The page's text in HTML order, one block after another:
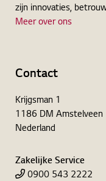
zijn innovaties,
Meer over ons
Contact
Krijgsman 1
1186 DM Amstelveen
Nederland
Zakelijke Service
0900 543 2222